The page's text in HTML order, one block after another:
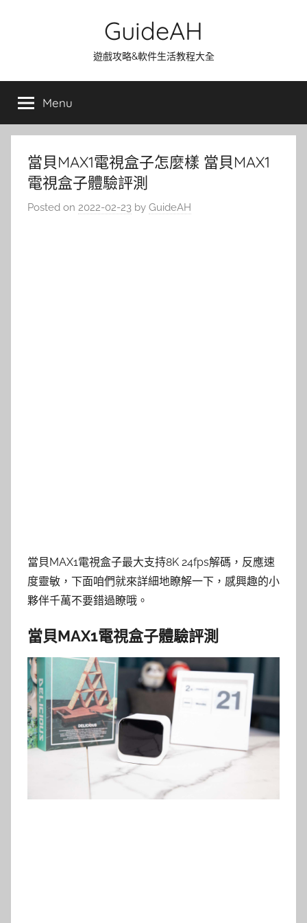
GuideAH
遊戲攻略&軟件生活教程大全
Menu
當貝MAX1電視盒子怎麼樣 當貝MAX1
電視盒子體驗評測
Posted on 2022-02-23 by GuideAH
當貝MAX1電視盒子最大支持8K 24fps解碼，反應速
度靈敏，下面咱們就來詳細地瞭解一下，感興趣的小
夥伴千萬不要錯過瞭哦。
當貝MAX1電視盒子體驗評測